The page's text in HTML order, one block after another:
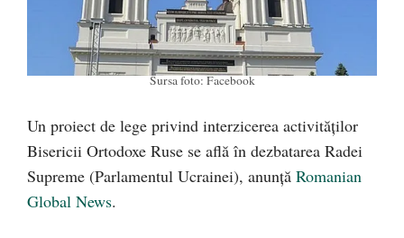
Sursa foto: Facebook
Un proiect de lege privind interzicerea activităților
Bisericii Ortodoxe Ruse se află în dezbatarea Radei
Supreme (Parlamentul Ucrainei), anunță Romanian
Global News.